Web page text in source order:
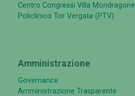
Centro Congressi Villa Mondragone
Policlinico Tor Vergata (PTV)
Amministrazione
Governance
Amministrazione Trasparente